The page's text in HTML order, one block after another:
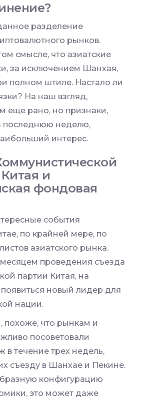
разделение
рынков.
смысле, что азиатские
за исключением Шанхая,
полном штиле. Настало ли
На наш взгляд,
еще рано, но признаки,
последнюю неделю,
интерес.
и
фондовая
события
по крайней мере, по
азиатского рынка.
месяцем проведения съезда
партии Китая, на
новый лидер для
нации.
похоже, что рынкам и
посоветовали
в течение трех недель,
съезду в Шанхае и Пекине.
конфигурацию
это может даже